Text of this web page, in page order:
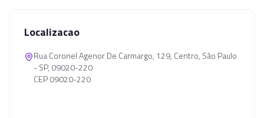
Localizacao
Rua Coronel Agenor De Carmargo, 129, Centro, São Paulo
- SP, 09020-220
CEP 09020-220